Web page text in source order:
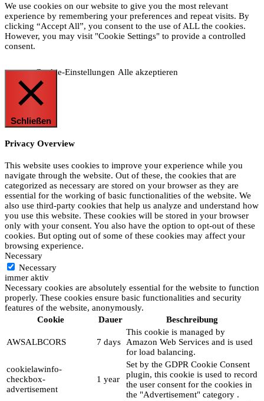
We use cookies on our website to give you the most relevant
experience by remembering your preferences and repeat visits. By
clicking “Accept All”, you consent to the use of ALL the cookies.
However, you may visit "Cookie Settings" to provide a controlled
consent.
Cookie-Einstellungen Alle akzeptieren
Schließen
Privacy Overview
This website uses cookies to improve your experience while you
navigate through the website. Out of these, the cookies that are
categorized as necessary are stored on your browser as they are
essential for the working of basic functionalities of the website. We
also use third-party cookies that help us analyze and understand how
you use this website. These cookies will be stored in your browser
only with your consent. You also have the option to opt-out of these
cookies. But opting out of some of these cookies may affect your
browsing experience.
Necessary
Necessary
immer aktiv
Necessary cookies are absolutely essential for the website to function
properly. These cookies ensure basic functionalities and security
features of the website, anonymously.
Cookie
Dauer Beschreibung
AWSALBCORS 7 days
This cookie is managed by
Amazon Web Services and is used
for load balancing.
cookielawinfo-
checkbox-
advertisement
1 year
Set by the GDPR Cookie Consent
plugin, this cookie is used to record
the user consent for the cookies in
the "Advertisement" category .